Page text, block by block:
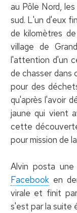
au Pôle Nord,
sud. L'un d'eux
de kilomètres
village de
l'attention d'un
de chasser dans
pour des
qu'après l'avoir
jaune qui vient
cette
pour mission de
Alvin posta
Facebooken
virale et finit
s'est par la suite